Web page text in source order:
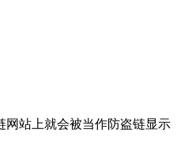
网站上就会被当作防盗链显示